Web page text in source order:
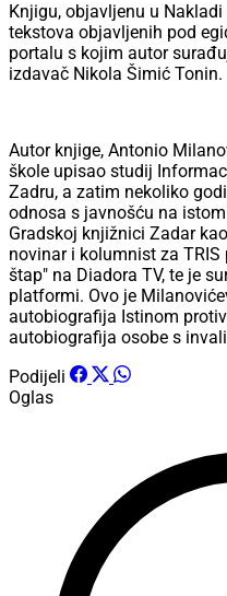
Knjigu, objavljenu u
tekstova objavljenih pod
portalu s kojim autor
izdavač Nikola Šimić Tonin.
Autor knjige, Antonio
škole upisao studij
Zadru, a zatim nekoliko
odnosa s javnošću na
Gradskoj knjižnici Zadar
novinar i kolumnist za
štap" na Diadora TV, te je
platformi. Ovo je
autobiografija Istinom
autobiografija osobe s
Podijeli
Oglas